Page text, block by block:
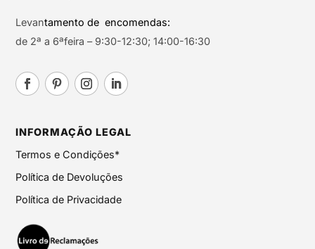
Levantamento de encomendas:
de 2ª a 6ªfeira – 9:30-12:30; 14:00-16:30
INFORMAÇÃO LEGAL
Termos e Condições*
Política de Devoluções
Política de Privacidade